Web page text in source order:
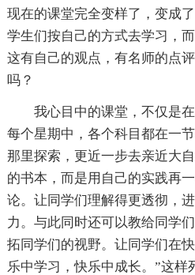
现在的课堂完全变样了，变成
学生们按自己的方式去学习，
这有自己的观点，有名师的点
吗？
我心目中的课堂，不仅是
每个星期中，各个科目都在一
那里探索，更近一步去亲近大
的书本，而是用自己的实践再
论。让同学们理解得更透彻，
力。与此同时还可以教给同学
拓同学们的视野。让同学们在
乐中学习，快乐中成长。”这样